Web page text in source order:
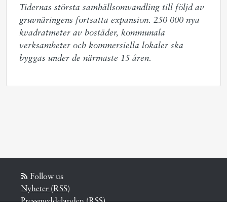
Tidernas största samhällsomvandling till följd av
gruvnäringens fortsatta expansion. 250 000 nya
kvadratmeter av bostäder, kommunala
verksamheter och kommersiella lokaler ska
byggas under de närmaste 15 åren.
Follow us
Nyheter (RSS)
Pressmeddelanden (RSS)